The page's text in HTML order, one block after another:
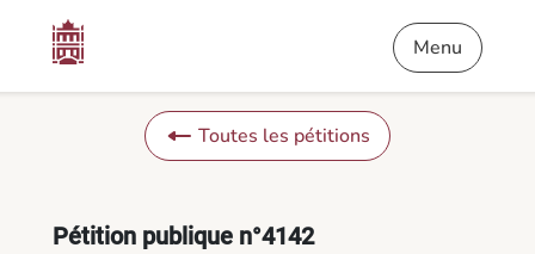
Pour renforcer la prévention des abus sexuels sur enfants
Menu
Toutes les pétitions
Pétition publique n°4142